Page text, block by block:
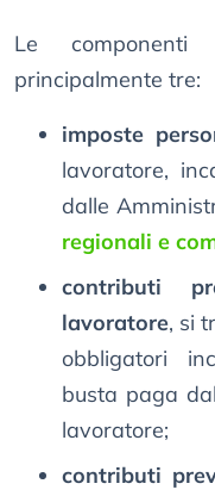
Le
principalmente tre:
imposte
lavoratore,
dalle
regionali e
contributi
lavoratore, si
obbligatori
busta paga
lavoratore;
contributi